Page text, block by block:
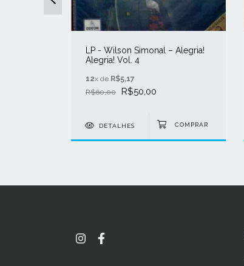
LP - Wilson Simonal ‎– Alegria!
Alegria! Vol. 4
12x de R$5,17
R$60,00
R$50,00
DETALHES